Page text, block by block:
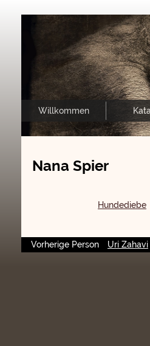
Willkommen
Nana Spier
Hundediebe
Vorherige Person Uri Zahavi